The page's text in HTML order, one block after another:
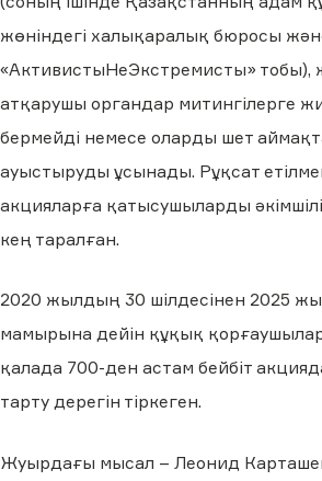
жөніндегі халықаралық бюросы
«АктивистыНеЭкстремисты» тобы),
атқарушы органдар митингілерге
бермейді немесе оларды шет
ауыстыруды ұсынады. Рұқсат
акцияларға қатысушыларды
кең таралған.
2020 жылдың 30 шілдесінен 2025
мамырына дейін құқық
қалада 700-ден астам бейбіт
тарту дерегін тіркеген.
Жуырдағы мысал – Леонид Карташев